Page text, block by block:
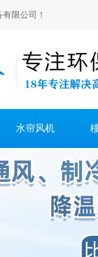
限公司！
水帘风机